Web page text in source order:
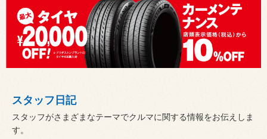
スタッフ日記
スタッフがさまざまなテーマでクルマに関する情報をお伝えしま
す。